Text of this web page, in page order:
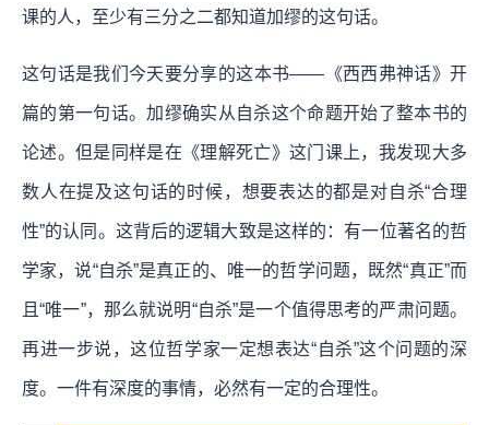
课的人，至少有三分之二都知道加缪的这句话。
这句话是我们今天要分享的这本书——《西西弗神话》开
篇的第一句话。加缪确实从自杀这个命题开始了整本书的
论述。但是同样是在《理解死亡》这门课上，我发现大多
数人在提及这句话的时候，想要表达的都是对自杀“合理
性”的认同。这背后的逻辑大致是这样的：有一位著名的哲
学家，说“自杀”是真正的、唯一的哲学问题，既然“真正”而
且“唯一”，那么就说明“自杀”是一个值得思考的严肃问题。
再进一步说，这位哲学家一定想表达“自杀”这个问题的深
度。一件有深度的事情，必然有一定的合理性。